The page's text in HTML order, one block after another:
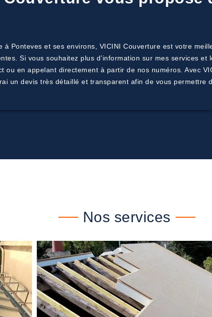
Ponteves et ses environs, VICINI Couverture est votre
Si vous souhaitez plus d’information sur mes services
ou en appelant directement à partir de nos numéros. Avec
un devis très détaillé et transparent afin de vous permettre
Nos services